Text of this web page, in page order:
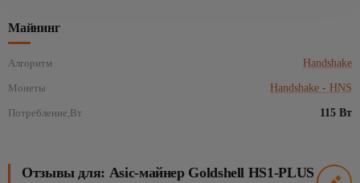
Майнинг
Алгоритм Handshake
Монеты Handshake - HNS
Потребление,Вт 115 Вт
Отзывы для: Asic-майнер Goldshell HS1-PLUS